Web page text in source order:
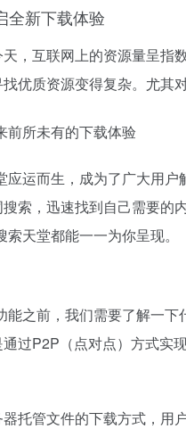
新下载体验
，互联网上的资源量呈
优质资源变得复杂。尤其
应运而生，成为了广大用
索，迅速找到自己需要的
索天堂都能一一为你呈现。
之前，我们需要了解一下
过P2P（点对点）方式实
托管文件的下载方式，